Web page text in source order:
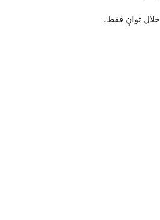
خلال ثوانٍ فقط.